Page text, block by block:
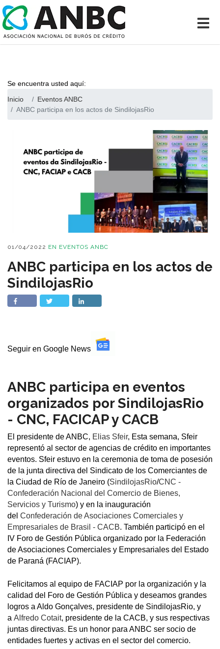
Se encuentra usted aquí:
Inicio
Eventos ANBC
ANBC participa en los actos de SindilojasRio
01/04/2022 EN EVENTOS ANBC
ANBC participa en los actos de
SindilojasRio
Seguir en Google News
ANBC participa en eventos
organizados por SindilojasRio
- CNC, FACICAP y CACB
El presidente de ANBC, Elias Sfeir, Esta semana, Sfeir
representó al sector de agencias de crédito en importantes
eventos. Sfeir estuvo en la ceremonia de toma de posesión
de la junta directiva del Sindicato de los Comerciantes de
la Ciudad de Río de Janeiro (SindilojasRio/CNC -
Confederación Nacional del Comercio de Bienes,
Servicios y Turismo) y en la inauguración
del Confederación de Asociaciones Comerciales y
Empresariales de Brasil - CACB. También participó en el
IV Foro de Gestión Pública organizado por la Federación
de Asociaciones Comerciales y Empresariales del Estado
de Paraná (FACIAP).
Felicitamos al equipo de FACIAP por la organización y la
calidad del Foro de Gestión Pública y deseamos grandes
logros a Aldo Gonçalves, presidente de SindilojasRio, y
a Alfredo Cotait, presidente de la CACB, y sus respectivas
juntas directivas. Es un honor para ANBC ser socio de
entidades fuertes y activas en el sector del comercio.